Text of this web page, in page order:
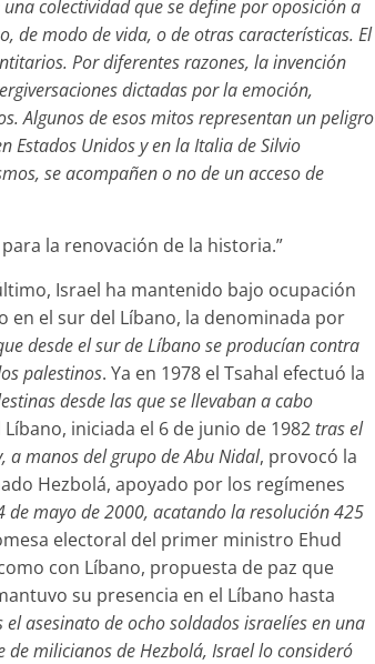
colectividad que se define por oposición a
de modo de vida, o de otras características. El
Por diferentes razones, la invención
dictadas por la emoción,
Algunos de esos mitos representan un peligro
Estados Unidos y en la Italia de Silvio
se acompañen o no de un acceso de
la renovación de la historia.”
Israel ha mantenido bajo ocupación
el sur del Líbano, la denominada por
desde el sur de Líbano se producían contra
palestinos. Ya en 1978 el Tsahal efectuó la
desde las que se llevaban a cabo
iniciada el 6 de junio de 1982 tras el
a manos del grupo de Abu Nidal, provocó la
Hezbolá, apoyado por los regímenes
mayo de 2000, acatando la resolución 425
electoral del primer ministro Ehud
con Líbano, propuesta de paz que
su presencia en el Líbano hasta
el asesinato de ocho soldados israelíes en una
milicianos de Hezbolá, Israel lo consideró